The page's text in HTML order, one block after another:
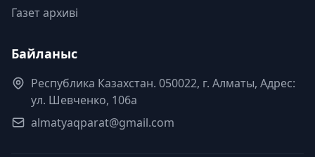
Газет архиві
Байланыс
Республика Казахстан. 050022, г. Алматы, Адрес:
ул. Шевченко, 106а
almatyaqparat@gmail.com